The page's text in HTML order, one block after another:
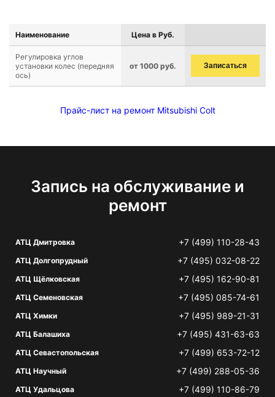
Наименование Цена в Руб.
Регулировка углов
установки колес (передняя
ось)
от 1000 руб. Записаться
Прайс-лист на ремонт Mitsubishi Colt
Запись на обслуживание и
ремонт
АТЦ Дмитровка +7 (499) 110-28-43
АТЦ Долгопрудный +7 (495) 032-08-22
АТЦ Щёлковская +7 (495) 162-90-81
АТЦ Семеновская +7 (495) 085-74-61
АТЦ Химки +7 (495) 989-21-31
АТЦ Балашиха +7 (495) 431-63-63
АТЦ Севастопольская +7 (499) 653-72-12
АТЦ Научный +7 (499) 288-05-36
АТЦ Удальцова +7 (499) 110-86-79